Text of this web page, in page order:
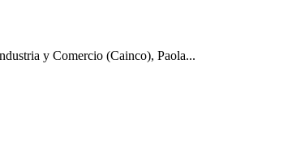
y Comercio (Cainco), Paola...